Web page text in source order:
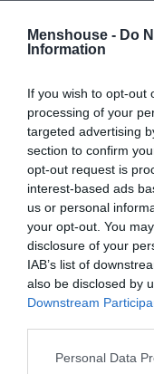
Menshouse - Do
Information
If you wish to opt-out
processing of your
targeted advertising
section to confirm
opt-out request is
interest-based ads
us or personal
your opt-out. You
disclosure of your
IAB’s list of
also be disclosed by
Downstream
Personal Data
Σαββατοκύριακα
για αποστολές
Ημερήσια
εμπόλεμες
πλήττονται από
Ενσωμάτωση των
Συλλογικές
Αρχών
anti-Slapps
χρήση της